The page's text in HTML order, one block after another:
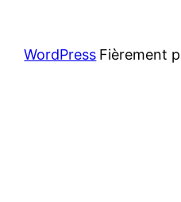
WordPress Fièrement